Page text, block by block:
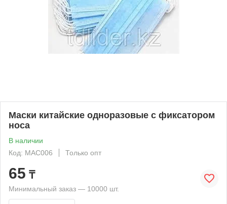
Маски китайские одноразовые с фиксатором
носа
В наличии
Код: МАС006
Только опт
65 ₸
Минимальный заказ — 10000 шт.